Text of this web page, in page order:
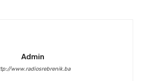
Admin
www.radiosrebrenik.ba